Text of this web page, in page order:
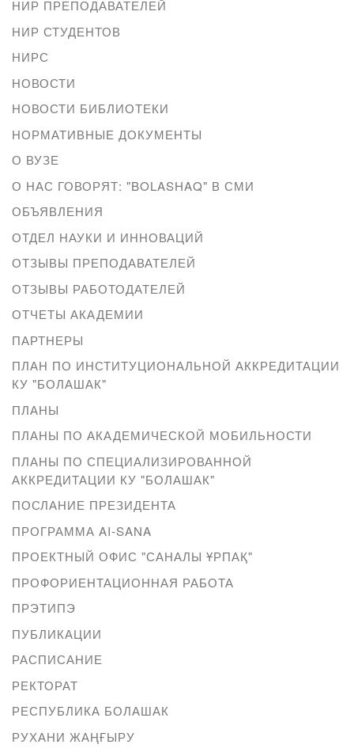
НИР ПРЕПОДАВАТЕЛЕЙ
НИР СТУДЕНТОВ
НИРС
НОВОСТИ
НОВОСТИ БИБЛИОТЕКИ
НОРМАТИВНЫЕ ДОКУМЕНТЫ
О ВУЗЕ
О НАС ГОВОРЯТ: "BOLASHAQ" В СМИ
ОБЪЯВЛЕНИЯ
ОТДЕЛ НАУКИ И ИННОВАЦИЙ
ОТЗЫВЫ ПРЕПОДАВАТЕЛЕЙ
ОТЗЫВЫ РАБОТОДАТЕЛЕЙ
ОТЧЕТЫ АКАДЕМИИ
ПАРТНЕРЫ
ПЛАН ПО ИНСТИТУЦИОНАЛЬНОЙ АККРЕДИТАЦИИ
КУ "БОЛАШАК"
ПЛАНЫ
ПЛАНЫ ПО АКАДЕМИЧЕСКОЙ МОБИЛЬНОСТИ
ПЛАНЫ ПО СПЕЦИАЛИЗИРОВАННОЙ
АККРЕДИТАЦИИ КУ "БОЛАШАК"
ПОСЛАНИЕ ПРЕЗИДЕНТА
ПРОГРАММА AI-SANA
ПРОЕКТНЫЙ ОФИС "САНАЛЫ ҰРПАҚ"
ПРОФОРИЕНТАЦИОННАЯ РАБОТА
ПРЭТИПЭ
ПУБЛИКАЦИИ
РАСПИСАНИЕ
РЕКТОРАТ
РЕСПУБЛИКА БОЛАШАК
РУХАНИ ЖАҢҒЫРУ